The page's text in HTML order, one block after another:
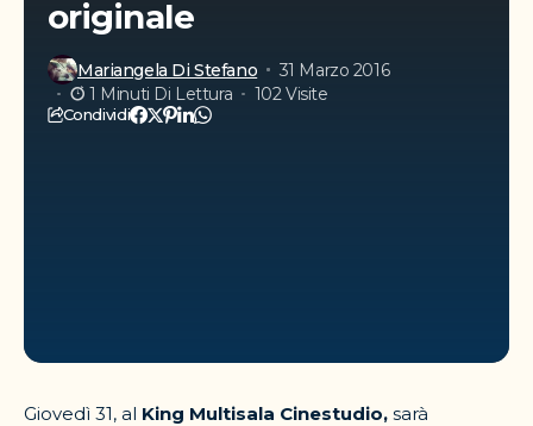
originale
Mariangela Di Stefano
31 Marzo 2016
1 Minuti Di Lettura
102 Visite
Condividi
Giovedì 31, al King Multisala Cinestudio, sarà